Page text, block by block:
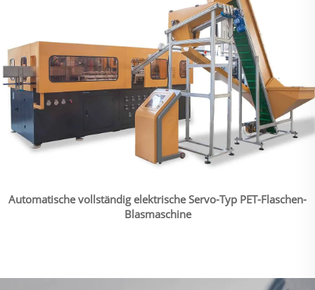
Automatische vollständig elektrische Servo-Typ PET-Flaschen-
Blasmaschine